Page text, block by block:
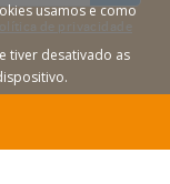
de privacidade
usamos e como
tiver desativado as